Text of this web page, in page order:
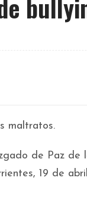
maltratos.
de Paz de
19 de